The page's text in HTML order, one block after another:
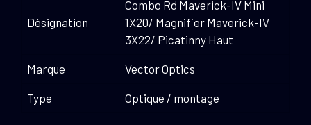
Désignation
Combo Rd Maverick-IV Mini
1X20/ Magnifier Maverick-IV
3X22/ Picatinny Haut
Marque Vector Optics
Type Optique / montage